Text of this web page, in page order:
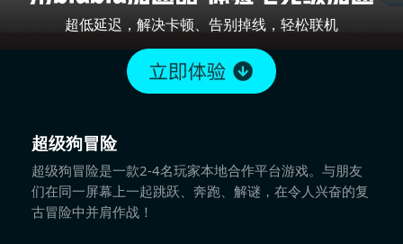
超低延迟，解决卡顿、告别掉线，轻松联机
超级狗冒险
超级狗冒险是一款2-4名玩家本地合作平台游戏。与朋友
们在同一屏幕上一起跳跃、奔跑、解谜，在令人兴奋的复
古冒险中并肩作战！